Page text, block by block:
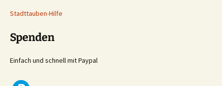
Stadttauben-Hilfe
Spenden
Einfach und schnell mit Paypal